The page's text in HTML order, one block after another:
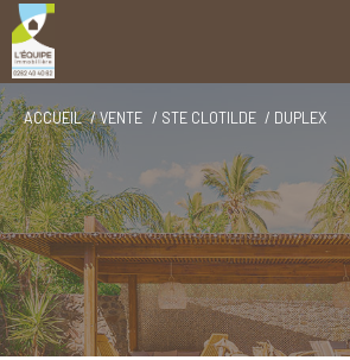
ACCUEIL VENTE STE CLOTILDE DUPLEX